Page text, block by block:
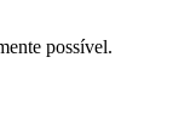
possível.